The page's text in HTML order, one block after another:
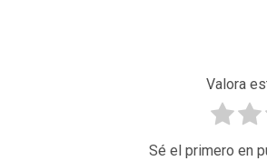
Valora
Sé el primero en